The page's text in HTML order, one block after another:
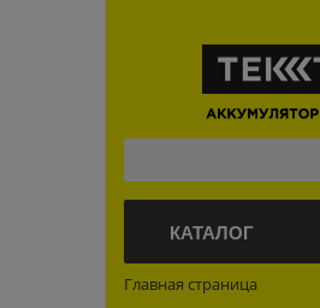
КАТАЛОГ
Главная страница